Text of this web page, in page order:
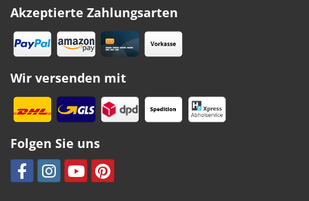
Akzeptierte Zahlungsarten
Wir versenden mit
Folgen Sie uns